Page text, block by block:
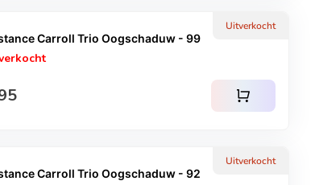
Uitverkocht
Carroll Trio Oogschaduw - 99
prijs shopping_cart
Uitverkocht
Carroll Trio Oogschaduw - 92